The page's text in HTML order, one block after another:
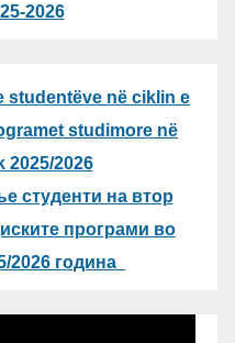
2026
studentëve në ciklin e
studimore në
2025/2026
студенти на втор
програми во
2026 година